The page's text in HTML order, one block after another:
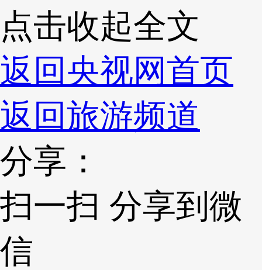
点击收起全文
返回央视网首页
返回旅游频道
分享：
扫一扫 分享到微
信